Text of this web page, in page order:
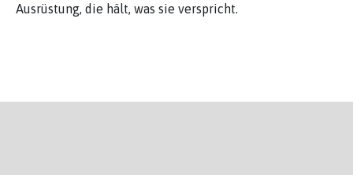
Ausrüstung, die hält, was sie verspricht.